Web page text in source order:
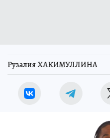
Рузалия ХАКИМУЛЛИНА